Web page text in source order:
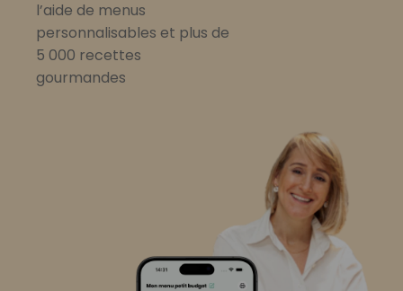
l’aide de menus
personnalisables et plus de
5 000 recettes
gourmandes